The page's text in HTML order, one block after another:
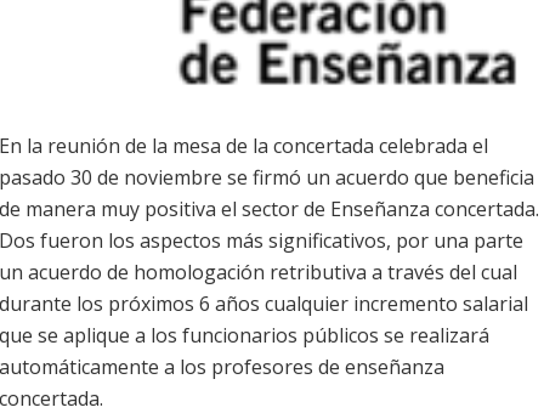
En la reunión de la mesa de la concertada celebrada el
pasado 30 de noviembre se firmó un acuerdo que beneficia
de manera muy positiva el sector de Enseñanza concertada.
Dos fueron los aspectos más significativos, por una parte
un acuerdo de homologación retributiva a través del cual
durante los próximos 6 años cualquier incremento salarial
que se aplique a los funcionarios públicos se realizará
automáticamente a los profesores de enseñanza
concertada.